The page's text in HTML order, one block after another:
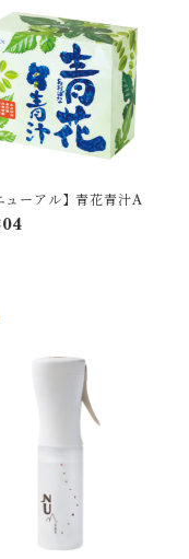
ューアル】青花青汁A